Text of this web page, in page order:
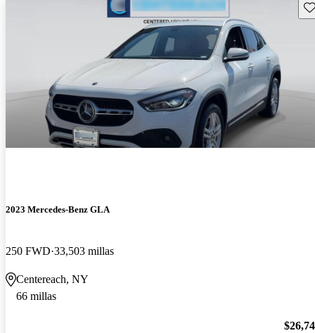
2023 Mercedes-Benz GLA
250 FWD 33,503 millas
Centereach, NY
66 millas